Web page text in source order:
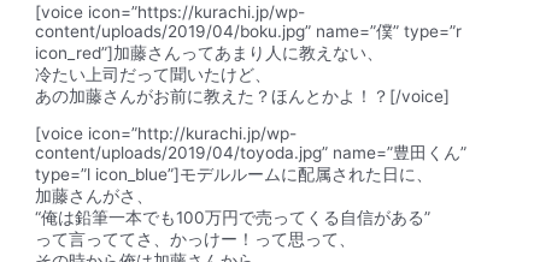
[voice icon=”https://kurachi.jp/wp-
content/uploads/2019/04/boku.jpg” name=”僕” type=”r
icon_red”]加藤さんってあまり人に教えない、
冷たい上司だって聞いたけど、
あの加藤さんがお前に教えた？ほんとかよ！？[/voice]
[voice icon=”http://kurachi.jp/wp-
content/uploads/2019/04/toyoda.jpg” name=”豊田くん”
type=”l icon_blue”]モデルルームに配属された日に、
加藤さんがさ、
“俺は鉛筆一本でも100万円で売ってくる自信がある”
って言っててさ、かっけー！って思って、